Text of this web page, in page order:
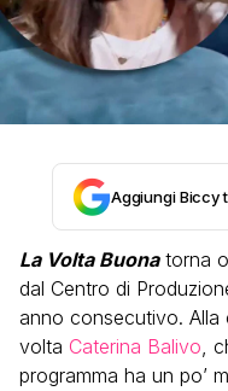
Aggiungi Biccy
La Volta Buonatorna
dal Centro di
anno consecutivo.
volta Caterina Balivo,
programma ha un po’